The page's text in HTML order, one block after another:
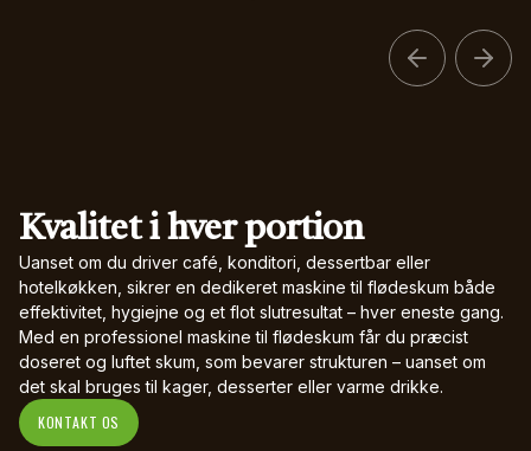
Kvalitet i hver portion
Uanset om du driver café, konditori, dessertbar eller
hotelkøkken, sikrer en dedikeret maskine til flødeskum både
effektivitet, hygiejne og et flot slutresultat – hver eneste gang.
Med en professionel maskine til flødeskum får du præcist
doseret og luftet skum, som bevarer strukturen – uanset om
det skal bruges til kager, desserter eller varme drikke.
KONTAKT OS